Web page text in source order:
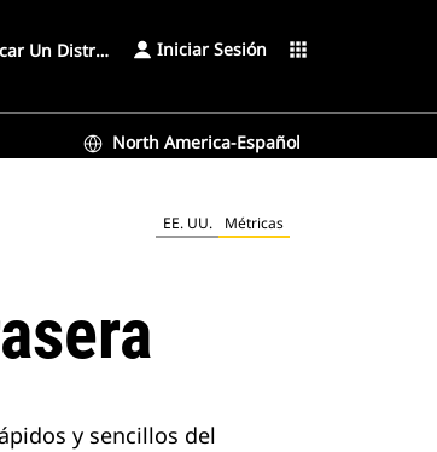
Un Distribuidor Iniciar Sesión apps
North America-Español
EE. UU. Métricas
y sencillos del